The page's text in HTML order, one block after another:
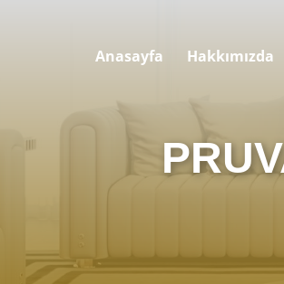
Anasayfa Hakkımızda